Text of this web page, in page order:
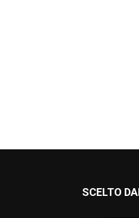
SCELTO